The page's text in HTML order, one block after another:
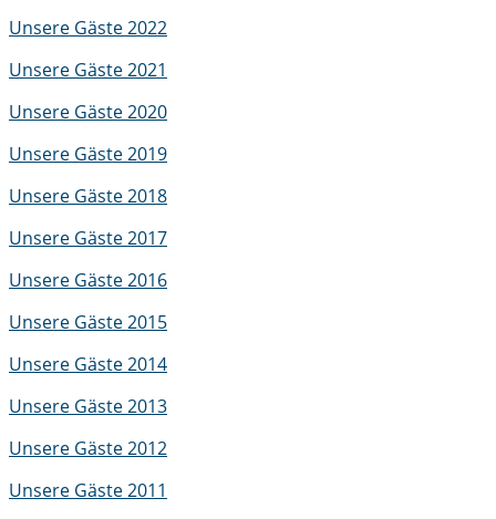
Unsere Gäste 2022
Unsere Gäste 2021
Unsere Gäste 2020
Unsere Gäste 2019
Unsere Gäste 2018
Unsere Gäste 2017
Unsere Gäste 2016
Unsere Gäste 2015
Unsere Gäste 2014
Unsere Gäste 2013
Unsere Gäste 2012
Unsere Gäste 2011